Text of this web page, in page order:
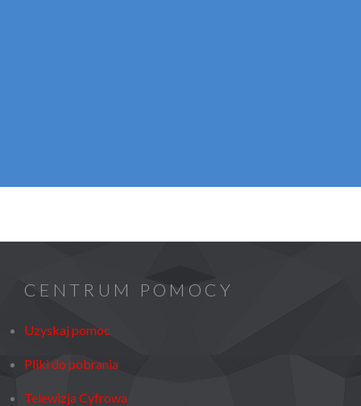
CENTRUM POMOCY
Uzyskaj pomoc
Pliki do pobrania
Telewizja Cyfrowa